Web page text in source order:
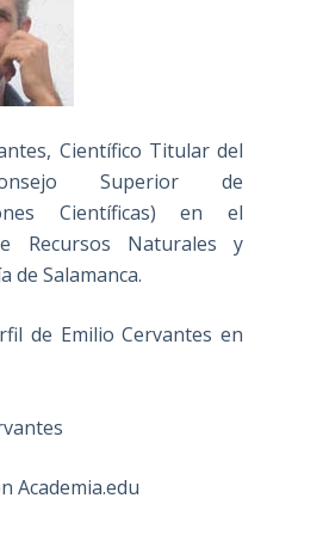
Científico Titular del
Superior de
Científicas) en el
Recursos Naturales y
de Salamanca.
Academia.edu